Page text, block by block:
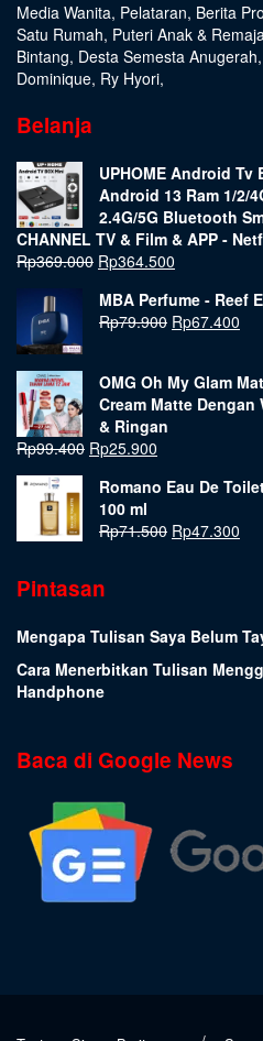
Media Wanita, Pelataran, Berita
Satu Rumah, Puteri Anak &
Bintang, Desta Semesta Anugerah,
Dominique, Ry Hyori,
Belanja
UPHOME Android Tv
Android 13 Ram 1/2/
2.4G/5G Bluetooth
CHANNEL TV & Film & APP -
Rp369.000 Rp364.500
MBA Perfume - Reef
Rp79.900 Rp67.400
OMG Oh My Glam
Cream Matte Dengan
& Ringan
Rp99.400 Rp25.900
Romano Eau De
100 ml
Rp71.500 Rp47.300
Pintasan
Mengapa Tulisan Saya Belum
Cara Menerbitkan Tulisan
Handphone
Baca di Google News